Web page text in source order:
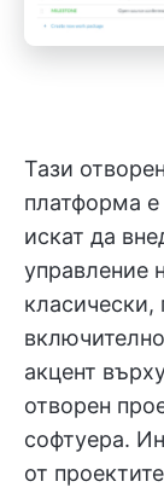
Тази
платформа е
искат да
управление
класически,
акцент
отворен
софтуера.
от